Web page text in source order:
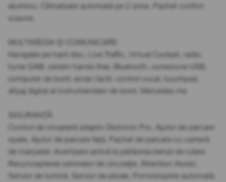
aluminiu, Climatizare automată pe 2 zone, Pachet confort
scaune.
MULTIMEDIA ȘI COMUNICARE:
Navigație pe hard disc, Live Traffic, Virtual Cockpit, radio,
tuner DAB, sistem hands-free, Bluetooth, conexiune USB,
computer de bord, ecran tactil, control vocal, touchpad,
afișaj digital al instrumentelor de bord, Mercedes me.
SIGURANȚĂ:
Control de croazieră adaptiv Distronic Pro, Ajutor de parcare
spate, Ajutor de parcare față, Pachet de parcare cu cameră
de marșarier, Avertizare activă la părăsirea benzii de rulare,
Recunoașterea semnelor de circulație, Attention Assist,
Senzor de lumină, Senzor de ploaie, Pornire/oprire automată,